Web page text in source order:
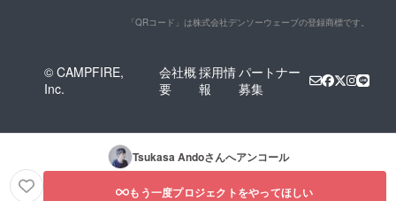
「QRコード」は株式会社デンソーウェーブの登録商標です。
© CAMPFIRE,
Inc.
会社概
要
採用情
報
パートナー
募集
Tsukasa Andoさんへアンコール
もう一度プロジェクトをやってほしい